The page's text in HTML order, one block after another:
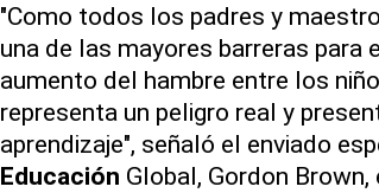
"Como todos los padres y
una de las mayores barreras para
aumento del hambre entre los
representa un peligro real y
aprendizaje", señaló el enviado
Educación Global, Gordon